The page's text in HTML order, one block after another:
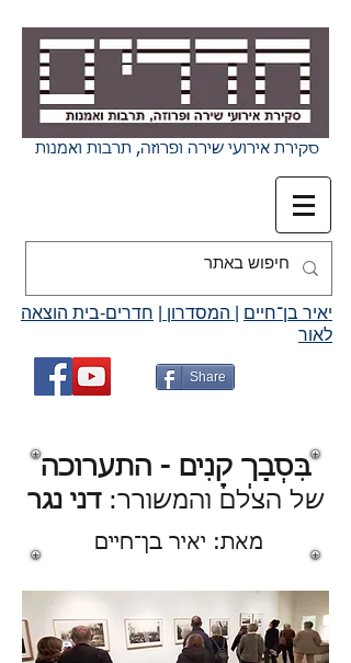
סקירת אירועי שירה ופרוזה, תרבות ואמנות
יאיר בן־חיים המסדרון
חדרים-בית הוצאה
לאור
Share
בִּסְבַךְ קָנִים - התערוכה
של הצלם והמשורר:דני נגר
מאת: יאיר בן־חיים